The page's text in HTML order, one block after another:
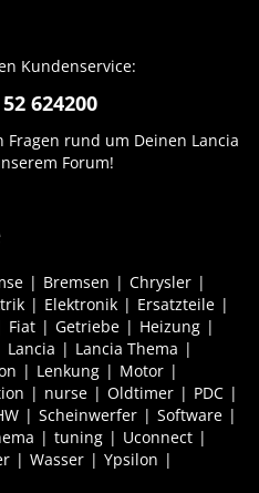
Kundenservice:
624200
Fragen rund um Deinen Lancia
Forum!
Bremsen
Chrysler
Elektronik
Ersatzteile
Fiat Getriebe
Heizung
Lancia
Lancia Thema
Lenkung
Motor
nurse Oldtimer
PDC
Scheinwerfer
Software
tuning
Uconnect
Wasser
Ypsilon